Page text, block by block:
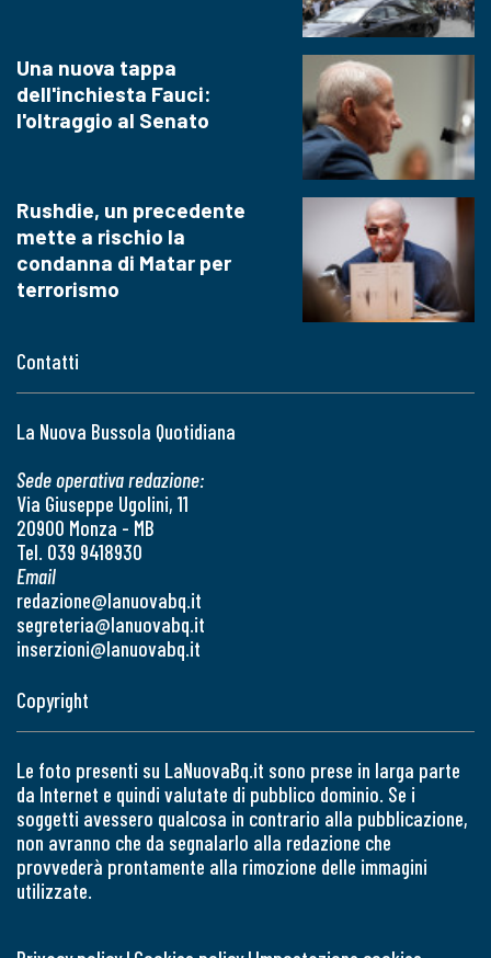
Contatti
La Nuova Bussola Quotidiana
Sede operativa redazione:
Via Giuseppe Ugolini, 11
20900 Monza - MB
Tel. 039 9418930
Email
redazione@lanuovabq.it
segreteria@lanuovabq.it
inserzioni@lanuovabq.it
Una nuova tappa
dell'inchiesta Fauci:
l'oltraggio al Senato
Rushdie, un precedente
mette a rischio la
condanna di Matar per
terrorismo
Copyright
Le foto presenti su LaNuovaBq.it sono prese in larga parte
da Internet e quindi valutate di pubblico dominio. Se i
soggetti avessero qualcosa in contrario alla pubblicazione,
non avranno che da segnalarlo alla redazione che
provvederà prontamente alla rimozione delle immagini
utilizzate.